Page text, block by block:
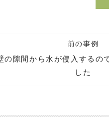
前の事例
の隙間から水が侵入するの
した